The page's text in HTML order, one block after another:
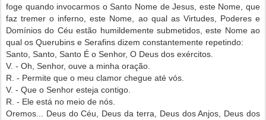
foge quando invocarmos o Santo Nome de Jesus, este Nome, que
faz tremer o inferno, este Nome, ao qual as Virtudes, Poderes e
Domínios do Céu estão humildemente submetidos, este Nome ao
qual os Querubins e Serafins dizem constantemente repetindo:
Santo, Santo, Santo É o Senhor, O Deus dos exércitos.
V. - Oh, Senhor, ouve a minha oração.
R. - Permite que o meu clamor chegue até vós.
V. - Que o Senhor esteja contigo.
R. - Ele está no meio de nós.
Oremos... Deus do Céu, Deus da terra, Deus dos Anjos, Deus dos